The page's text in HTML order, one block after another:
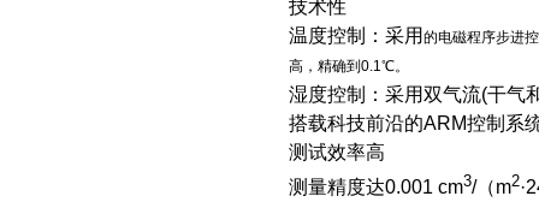
技术性
温度控制：采用 的电磁程序步进
高，精确到0.1℃。
湿度控制：采用双气流(干气
搭载科技前沿的ARM控制系
测试效率高
测量精度达0.001 cm3/（m2